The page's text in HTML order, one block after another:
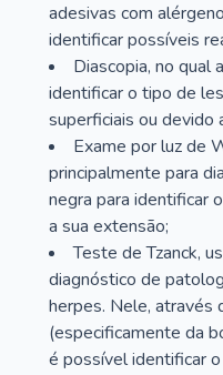
adesivas com
identificar possíveis
Diascopia, no qual
identificar o tipo de
superficiais ou devido
Exame por luz de
principalmente para
negra para identificar
a sua extensão;
Teste de Tzanck,
diagnóstico de
herpes. Nele, através
(especificamente da
é possível identificar